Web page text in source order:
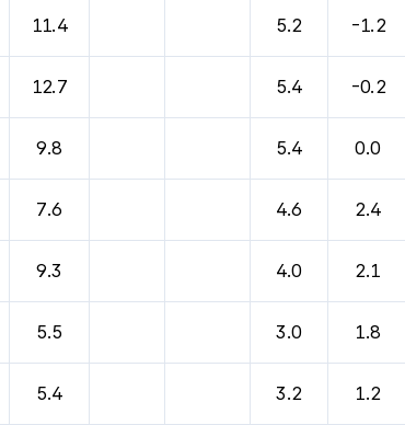
11.4 5.2 -1.2
12.7 5.4 -0.2
9.8 5.4 0.0
7.6 4.6 2.4
9.3 4.0 2.1
5.5 3.0 1.8
5.4 3.2 1.2